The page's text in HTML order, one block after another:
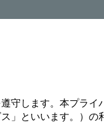
守します。本プライ
」といいます。）の